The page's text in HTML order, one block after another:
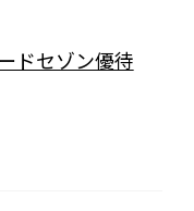
ドセゾン優待